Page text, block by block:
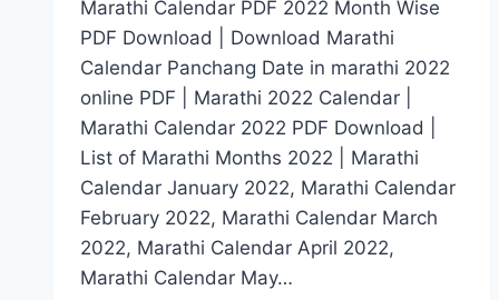
Marathi Calendar PDF 2022 Month Wise
PDF Download | Download Marathi
Calendar Panchang Date in marathi 2022
online PDF | Marathi 2022 Calendar |
Marathi Calendar 2022 PDF Download |
List of Marathi Months 2022 | Marathi
Calendar January 2022, Marathi Calendar
February 2022, Marathi Calendar March
2022, Marathi Calendar April 2022,
Marathi Calendar May…